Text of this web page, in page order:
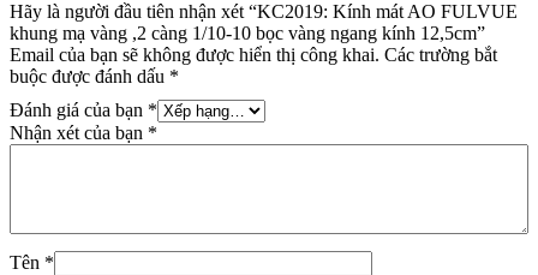
Hãy là người đầu tiên nhận xét “KC2019: Kính mát AO FULVUE
khung mạ vàng ,2 càng 1/10-10 bọc vàng ngang kính 12,5cm”
Email của bạn sẽ không được hiển thị công khai. Các trường bắt
buộc được đánh dấu *
Đánh giá của bạn *
Nhận xét của bạn *
Tên *